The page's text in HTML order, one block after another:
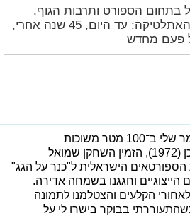
בתחום הספורט ותרבות הגוף,
ונשיאת הכבוד של איגוד האתלטיקה: עד היום, 45 שנה אחרי,
פעם מחדש
ערב ריצת חצי הגמר שלי ב־100 מטר משוכות
באולימפיאדת מינכן (1972), הזמין השחקן שמואל
הישראלית ל"כנר על הגג"
הייצוגיים וחגגנו בשמחה אדירה.
הקלעים והצטלמנו לתמונה
בבוקר בישרו לי על